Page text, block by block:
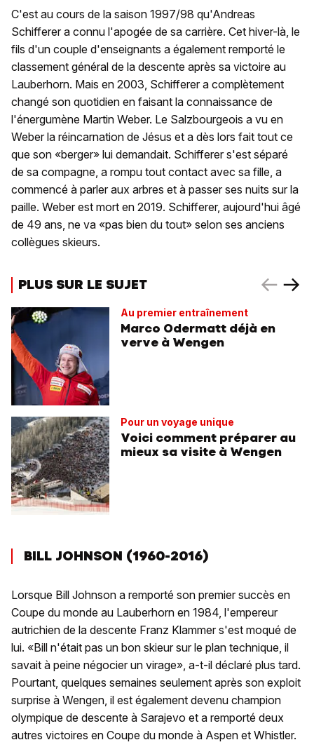
C'est au cours de la saison 1997/98 qu'Andreas
Schifferer a connu l'apogée de sa carrière. Cet hiver-là, le
fils d'un couple d'enseignants a également remporté le
classement général de la descente après sa victoire au
Lauberhorn. Mais en 2003, Schifferer a complètement
changé son quotidien en faisant la connaissance de
l'énergumène Martin Weber. Le Salzbourgeois a vu en
Weber la réincarnation de Jésus et a dès lors fait tout ce
que son «berger» lui demandait. Schifferer s'est séparé
de sa compagne, a rompu tout contact avec sa fille, a
commencé à parler aux arbres et à passer ses nuits sur la
paille. Weber est mort en 2019. Schifferer, aujourd'hui âgé
de 49 ans, ne va «pas bien du tout» selon ses anciens
collègues skieurs.
PLUS SUR LE SUJET
Au premier entraînement
Marco Odermatt déjà en
verve à Wengen
Pour un voyage unique
Voici comment préparer au
mieux sa visite à Wengen
BILL JOHNSON (1960-2016)
Lorsque Bill Johnson a remporté son premier succès en
Coupe du monde au Lauberhorn en 1984, l'empereur
autrichien de la descente Franz Klammer s'est moqué de
lui. «Bill n'était pas un bon skieur sur le plan technique, il
savait à peine négocier un virage», a-t-il déclaré plus tard.
Pourtant, quelques semaines seulement après son exploit
surprise à Wengen, il est également devenu champion
olympique de descente à Sarajevo et a remporté deux
autres victoires en Coupe du monde à Aspen et Whistler.